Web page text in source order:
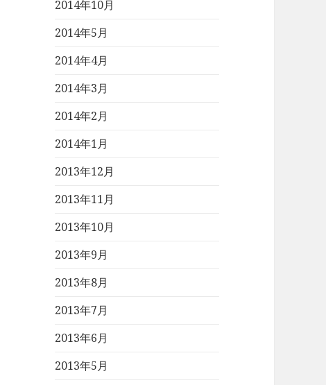
2014年10月
2014年5月
2014年4月
2014年3月
2014年2月
2014年1月
2013年12月
2013年11月
2013年10月
2013年9月
2013年8月
2013年7月
2013年6月
2013年5月